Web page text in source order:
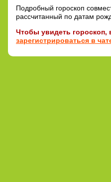
Подробный гороскоп
рассчитанный по датам
Чтобы увидеть
зарегистрироваться в